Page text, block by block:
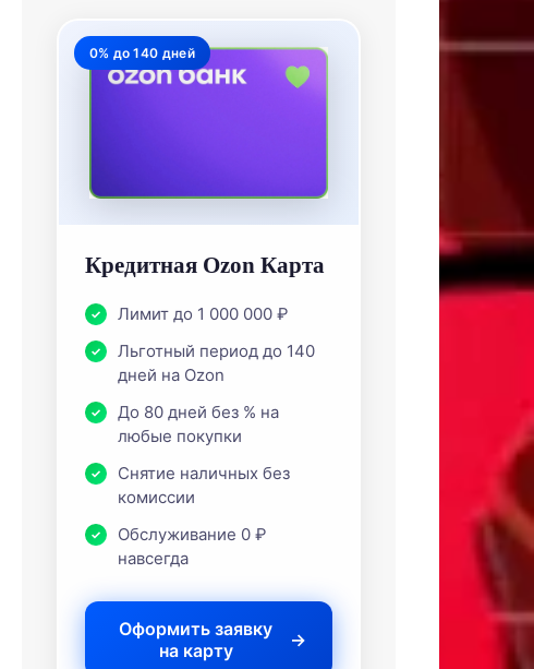
0% до 140 дней
Кредитная Ozon Карта
Лимит до 1 000 000 ₽
Льготный период до 140
дней на Ozon
До 80 дней без % на
любые покупки
Снятие наличных без
комиссии
Обслуживание 0 ₽
навсегда
Оформить заявку
на карту